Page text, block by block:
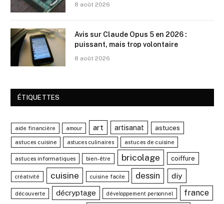
8 août 2026
Avis sur Claude Opus 5 en 2026 :
puissant, mais trop volontaire
8 août 2026
ÉTIQUETTES
aide financière amour art artisanat astuces
astuces cuisine astuces culinaires astuces de cuisine
astuces informatiques bien-être bricolage coiffure
créativité cuisine cuisine facile dessin diy
découverte décryptage développement personnel france